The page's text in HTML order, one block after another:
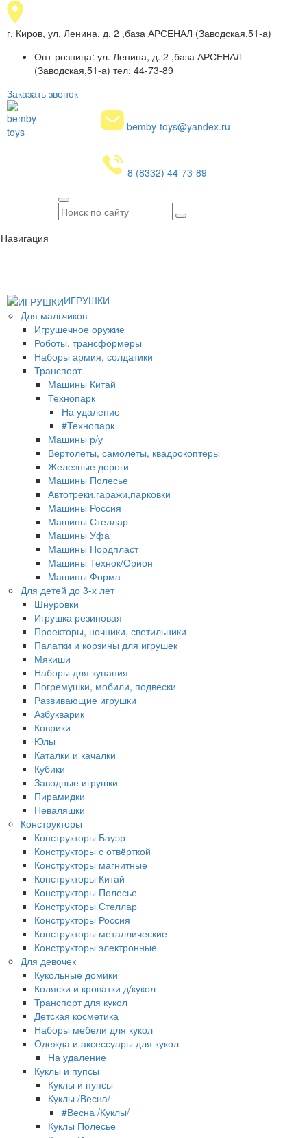
г. Киров, ул. Ленина, д. 2 ,база АРСЕНАЛ (Заводская,51-а)
Опт-розница: ул. Ленина, д. 2 ,база АРСЕНАЛ
(Заводская,51-а) тел: 44-73-89
Заказать звонок
bemby-toys@yandex.ru
8 (8332) 44-73-89
Навигация
ИГРУШКИ
Для мальчиков
Игрушечное оружие
Роботы, трансформеры
Наборы армия, солдатики
Транспорт
Машины Китай
Технопарк
На удаление
#Технопарк
Машины р/у
Вертолеты, самолеты, квадрокоптеры
Железные дороги
Машины Полесье
Автотреки,гаражи,парковки
Машины Россия
Машины Стеллар
Машины Уфа
Машины Нордпласт
Машины Технок/Орион
Машины Форма
Для детей до 3-х лет
Шнуровки
Игрушка резиновая
Проекторы, ночники, светильники
Палатки и корзины для игрушек
Мякиши
Наборы для купания
Погремушки, мобили, подвески
Развивающие игрушки
Азбукварик
Коврики
Юлы
Каталки и качалки
Кубики
Заводные игрушки
Пирамидки
Неваляшки
Конструкторы
Конструкторы Бауэр
Конструкторы с отвёрткой
Конструкторы магнитные
Конструкторы Китай
Конструкторы Полесье
Конструкторы Стеллар
Конструкторы Россия
Конструкторы металлические
Конструкторы электронные
Для девочек
Кукольные домики
Коляски и кроватки д/кукол
Транспорт для кукол
Детская косметика
Наборы мебели для кукол
Одежда и аксессуары для кукол
На удаление
Куклы и пупсы
Куклы и пупсы
Куклы /Весна/
#Весна /Куклы/
Куклы Полесье